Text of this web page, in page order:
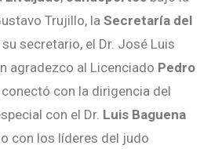
Trujillo, la Secretaría del
su secretario, el Dr. José Luis
agradezco al Licenciado Pedro
conectó con la dirigencia del
con el Dr. Luis Baguena
con los líderes del judo